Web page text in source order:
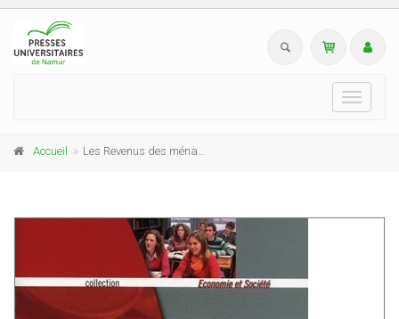
Toggle
Accueil Les Revenus des ménages (Fascicule élèves)